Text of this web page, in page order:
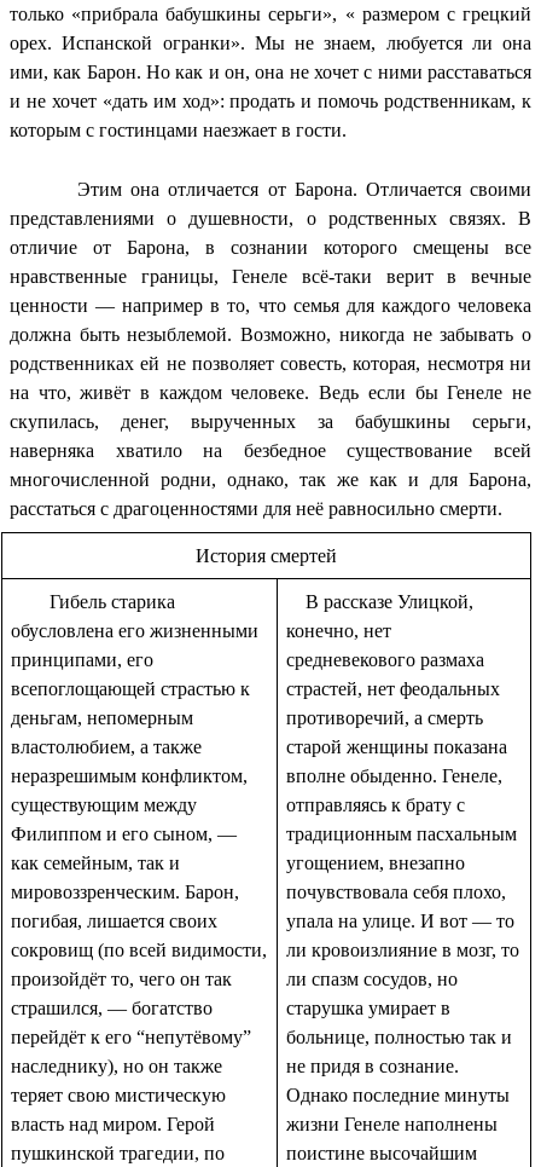
только «прибрала бабушкины серьги», « размером с грецкий
орех. Испанской огранки». Мы не знаем, любуется ли она
ими, как Барон. Но как и он, она не хочет с ними расставаться
и не хочет «дать им ход»: продать и помочь родственникам, к
которым с гостинцами наезжает в гости.
Этим она отличается от Барона. Отличается своими
представлениями о душевности, о родственных связях. В
отличие от Барона, в сознании которого смещены все
нравственные границы, Генеле всё-таки верит в вечные
ценности — например в то, что семья для каждого человека
должна быть незыблемой. Возможно, никогда не забывать о
родственниках ей не позволяет совесть, которая, несмотря ни
на что, живёт в каждом человеке. Ведь если бы Генеле не
скупилась, денег, вырученных за бабушкины серьги,
наверняка хватило на безбедное существование всей
многочисленной родни, однако, так же как и для Барона,
расстаться с драгоценностями для неё равносильно смерти.
История смертей
Гибель старика
обусловлена его жизненными
принципами, его
всепоглощающей страстью к
деньгам, непомерным
властолюбием, а также
неразрешимым конфликтом,
существующим между
Филиппом и его сыном, —
как семейным, так и
мировоззренческим. Барон,
погибая, лишается своих
сокровищ (по всей видимости,
произойдёт то, чего он так
страшился, — богатство
перейдёт к его “непутёвому”
наследнику), но он также
теряет свою мистическую
власть над миром. Герой
пушкинской трагедии, по
В рассказе Улицкой,
конечно, нет
средневекового размаха
страстей, нет феодальных
противоречий, а смерть
старой женщины показана
вполне обыденно. Генеле,
отправляясь к брату с
традиционным пасхальным
угощением, внезапно
почувствовала себя плохо,
упала на улице. И вот — то
ли кровоизлияние в мозг, то
ли спазм сосудов, но
старушка умирает в
больнице, полностью так и
не придя в сознание.
Однако последние минуты
жизни Генеле наполнены
поистине высочайшим